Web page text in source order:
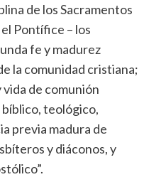
de los Sacramentos
Pontífice – los
fe y madurez
la comunidad cristiana;
de comunión
teológico,
previa madura de
y diáconos, y